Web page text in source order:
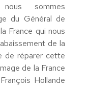
sommes
du Général de
France qui nous
de la
de réparer cette
de la France
Hollande